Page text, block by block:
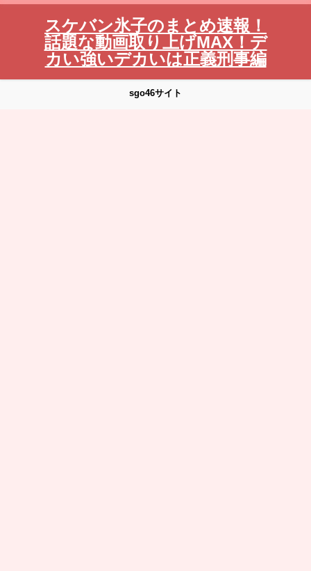
スケバン氷子のまとめ速報！
話題な動画取り上げMAX！デ
カい強いデカいは正義刑事編
sgo46サイト